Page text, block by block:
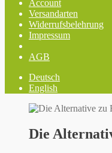
Account
Versandarten
Widerrufsbelehrung
Impressum
AGB
Deutsch
English
Die